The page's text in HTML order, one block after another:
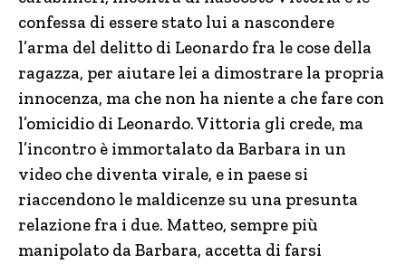
confessa di essere stato lui a nascondere
l’arma del delitto di Leonardo fra le cose della
ragazza, per aiutare lei a dimostrare la propria
innocenza, ma che non ha niente a che fare con
l’omicidio di Leonardo. Vittoria gli crede, ma
l’incontro è immortalato da Barbara in un
video che diventa virale, e in paese si
riaccendono le maldicenze su una presunta
relazione fra i due. Matteo, sempre più
manipolato da Barbara, accetta di farsi